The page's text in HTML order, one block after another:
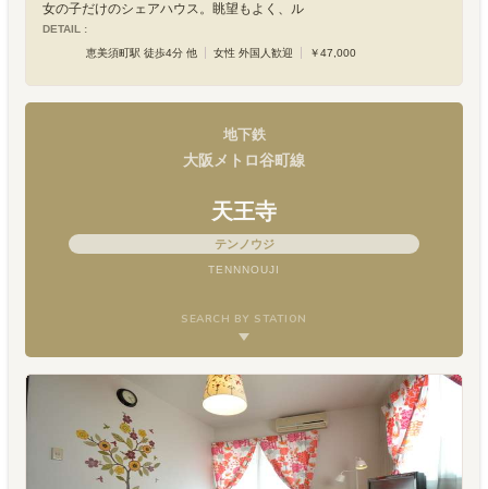
女の子だけのシェアハウス。眺望もよく、ル
DETAIL :
恵美須町駅 徒歩4分 他
女性 外国人歓迎 ￥47,000
地下鉄
大阪メトロ谷町線
天王寺
テンノウジ
TENNNOUJI
SEARCH BY STATION